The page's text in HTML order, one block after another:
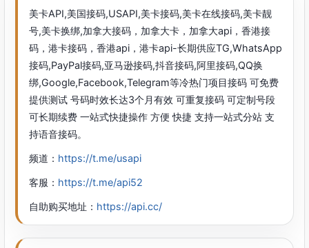
美卡API,美国接码,USAPI,美卡接码,美卡在线接码,美卡靓
号,美卡换绑,加拿大接码，加拿大卡，加拿大api，香港接
码，港卡接码，香港api，港卡api-长期供应TG,WhatsApp
接码,PayPal接码,亚马逊接码,抖音接码,阿里接码,QQ换
绑,Google,Facebook,Telegram等冷热门项目接码 可免费
提供测试 号码时效长达3个月有效 可重复接码 可定制号段
可长期续费 一站式快捷操作 方便 快捷 支持一站式分站 支
持语音接码。
频道： https://t.me/usapi
客服： https://t.me/api52
自助购买地址： https://api.cc/